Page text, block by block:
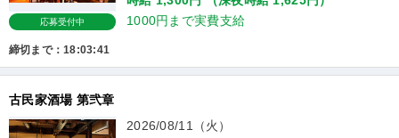
応募受付中
1000円まで実費支給
締切まで：18:03:41
古民家酒場 第弐章
2026/08/11（火）